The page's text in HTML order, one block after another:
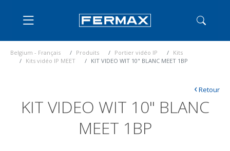
Belgium - Français Produits Portier vidéo IP
Kits
Kits vidéo IP MEET
KIT VIDEO WIT 10" BLANC MEET 1BP
KIT VIDEO WIT 10" BLANC
MEET 1BP
‹Retour